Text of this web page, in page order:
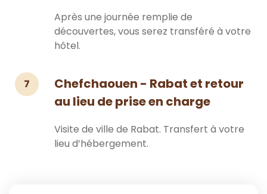
Après une journée remplie de
découvertes, vous serez transféré à votre
hôtel.
7
Chefchaouen - Rabat et retour
au lieu de prise en charge
Visite de ville de Rabat. Transfert à votre
lieu d’hébergement.